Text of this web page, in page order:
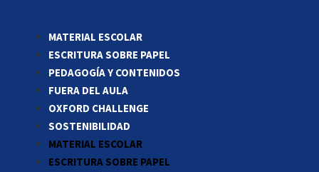
MATERIAL ESCOLAR
ESCRITURA SOBRE PAPEL
PEDAGOGÍA Y CONTENIDOS
FUERA DEL AULA
OXFORD CHALLENGE
SOSTENIBILIDAD
MATERIAL ESCOLAR
ESCRITURA SOBRE PAPEL